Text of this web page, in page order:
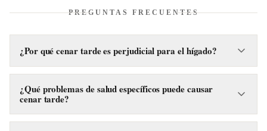
PREGUNTAS FRECUENTES
¿Por qué cenar tarde es perjudicial para el hígado?
Cenar tarde altera el reloj biológico del hígado, forzándolo a
procesar alimentos cuando debería estar en fase de descanso
y reparación. Esto puede dificultar la metabolización de
grasas y azúcares, aumentando el riesgo de enfermedades.
¿Qué problemas de salud específicos puede causar
cenar tarde?
Según los expertos, cenar tarde puede aumentar el riesgo de